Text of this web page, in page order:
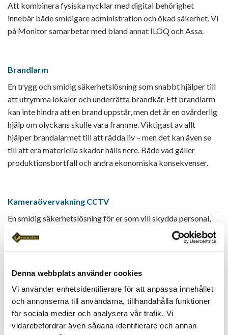
Denna webbplats använder cookies
Vi använder enhetsidentifierare för att anpassa innehållet
och annonserna till användarna, tillhandahålla funktioner
för sociala medier och analysera vår trafik. Vi
vidarebefordrar även sådana identifierare och annan
Att kombinera fysiska nycklar med digital behörighet
innebär både smidigare administration och ökad säkerhet. Vi
på Monitor samarbetar med bland annat ILOQ och Assa.
Brandlarm
En trygg och smidig säkerhetslösning som snabbt hjälper till
att utrymma lokaler och underrätta brandkår. Ett brandlarm
kan inte hindra att en brand uppstår, men det är en ovärderlig
hjälp om olyckans skulle vara framme. Viktigast av allt
hjälper brandalarmet till att rädda liv – men det kan även se
till att era materiella skador hålls nere. Både vad gäller
produktionsbortfall och andra ekonomiska konsekvenser.
Kameraövervakning CCTV
En smidig säkerhetslösning för er som vill skydda personal,
material och ekonomiska värden. Med aktiv
kameraövervakning får ni oslagbar bevakning och direkt
övervakningskameran fångar en bild till det att en väktare är
Dimkanon